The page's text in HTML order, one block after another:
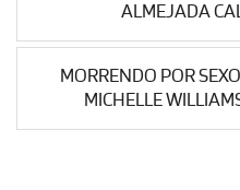
ALMEJADA
MORRENDO POR
MICHELLE